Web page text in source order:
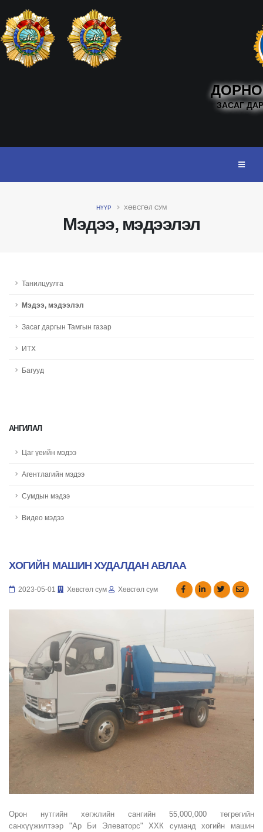
ЗАСАГ
Мэдээ, мэдээлэл
НҮҮР ХӨВСГӨЛ СУМ
Танилцуулга
Мэдээ, мэдээлэл
Засаг даргын Тамгын газар
ИТХ
Багууд
АНГИЛАЛ
Цаг үеийн мэдээ
Агентлагийн мэдээ
Сумдын мэдээ
Видео мэдээ
ХОГИЙН МАШИН ХУДАЛДАН АВЛАА
2023-05-01 Хөвсгөл сум Хөвсгөл сум
Орон нутгийн хөгжлийн сангийн 55,000,000 төгрөгийн
санхүүжилтээр "Ар Би Элеваторс" ХХК суманд хогийн машин